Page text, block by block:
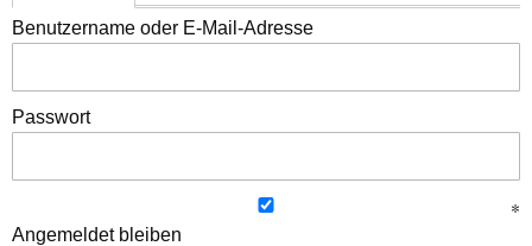
Benutzername oder E-Mail-Adresse
Passwort
Angemeldet bleiben